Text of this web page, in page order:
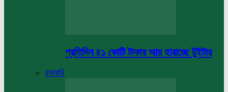
প্রতিদিন ৪১ কোটি টাকার আয় হারাচ্ছে টুইটার
রকমারি